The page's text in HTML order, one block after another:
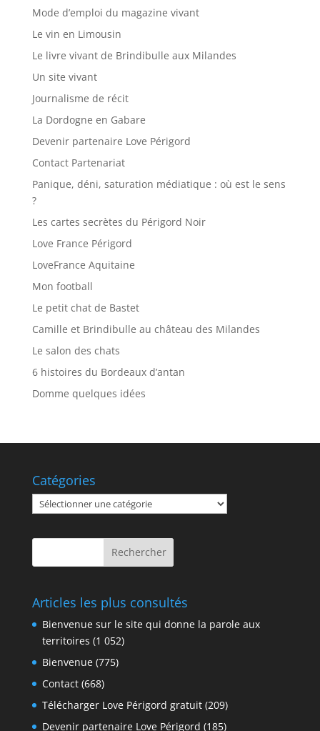
Mode d’emploi du magazine vivant
Le vin en Limousin
Le livre vivant de Brindibulle aux Milandes
Un site vivant
Journalisme de récit
La Dordogne en Gabare
Devenir partenaire Love Périgord
Contact Partenariat
Panique, déni, saturation médiatique : où est le sens
?
Les cartes secrètes du Périgord Noir
Love France Périgord
LoveFrance Aquitaine
Mon football
Le petit chat de Bastet
Camille et Brindibulle au château des Milandes
Le salon des chats
6 histoires du Bordeaux d’antan
Domme quelques idées
Catégories
Catégories
Articles les plus consultés
Bienvenue sur le site qui donne la parole aux
territoires (1 052)
Bienvenue (775)
Contact (668)
Télécharger Love Périgord gratuit (209)
Devenir partenaire Love Périgord (185)